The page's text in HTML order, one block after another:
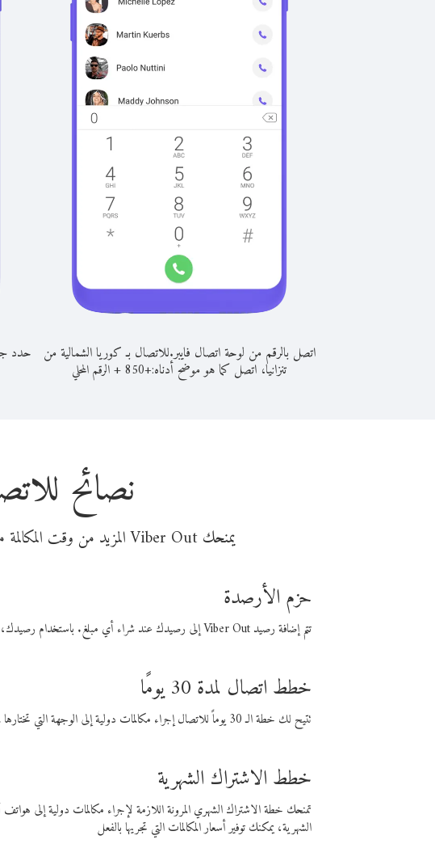
اتصل بالرقم من لوحة اتصال فايبر.للاتصال بـ كوريا الشمالية من
تنزانيا، اتصل كما هو موضح أدناه:+
850
+الرقم المحلي
حدد
نصائح
يمنحك Viber Out المزيد من وقت المكالمة مقابل تكلفة أقل من المال. اختر من أحد خيارات الاتصال المرنة ذات السعر المنخفض:
حزم الأرصدة
تتم إضافة رصيد Viber Out إلى رصيدك عند شراء أي مبلغ. باستخدام رصيدك، يمكنك إجراء مكالمات إلى أي رقم في العالم بأسعار فايبر المنخفضة.
خطط اتصال لمدة 30 يومًا
تتيح لك خطة الـ 30 يوماً للاتصال إجراء مكالمات دولية إلى الوجهة التي تختارها لمدة 30 يوماً بأسعار فايبر المنخفضة.
خطط الاشتراك الشهرية
تمنحك خطة الاشتراك الشهري المرونة اللازمة لإجراء مكالمات دولية
الشهرية، يمكنك توفير أسعار المكالمات التي تجريها بالفعل